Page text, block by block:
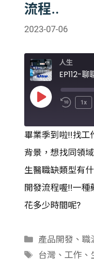
流程..
2023-07-06
人生
Play
1x
RSS FEED
SHARE
LINK
EMBED
畢業季到啦!!找工
背景，想找同領
生醫職缺類型有
開發流程喔!!一種
花多少時間呢?
分
類
產品開發、 職
標
台灣 、 工作、